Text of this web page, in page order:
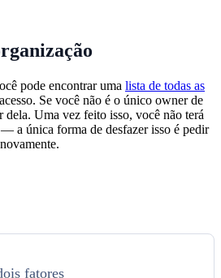
pode encontrar uma lista de todas as
Se você não é o único owner de
dela. Uma vez feito isso, você não terá
a única forma de desfazer isso é pedir
fatores